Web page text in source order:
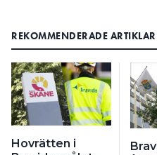
REKOMMENDERADE ARTIKLAR
Hovrätten i